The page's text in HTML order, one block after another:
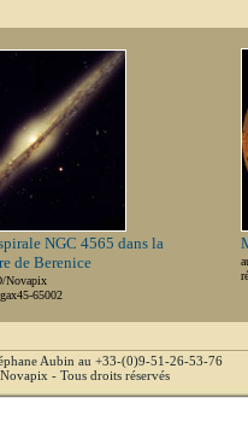
NGC 4565 dans la
de Berenice
Novapix
65002
Aubin au +33-(0)9-51-26-53-76
- Tous droits réservés